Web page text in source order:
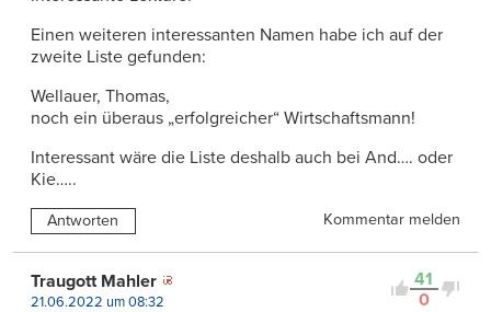
Einen weiteren interessanten Namen habe ich auf der
zweite Liste gefunden:
Wellauer, Thomas,
noch ein überaus „erfolgreicher“ Wirtschaftsmann!
Interessant wäre die Liste deshalb auch bei And…. oder
Kie…..
Antworten Kommentar melden
41
0
Traugott Mahler
21.06.2022 um 08:32